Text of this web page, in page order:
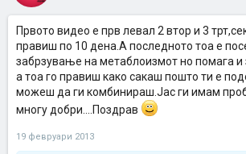
Првото видео е прв левал 2 втор и 3
правиш по 10 дена.А последното тоа е
забрзување на метаблоизмот но помага и
а тоа го правиш како сакаш пошто ти е
можеш да ги комбинираш.Јас ги имам
многу добри....Поздрав
19 февруари 2013